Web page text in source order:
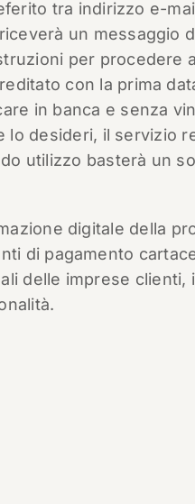
tra indirizzo e-
un messaggio
per procedere
con la prima
in banca e senza
lo desideri, il servizio
utilizzo basterà un
digitale della
di pagamento
delle imprese clienti,